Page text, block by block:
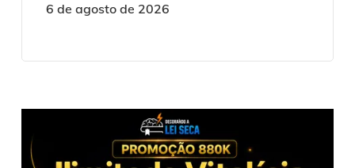
6 de agosto de 2026